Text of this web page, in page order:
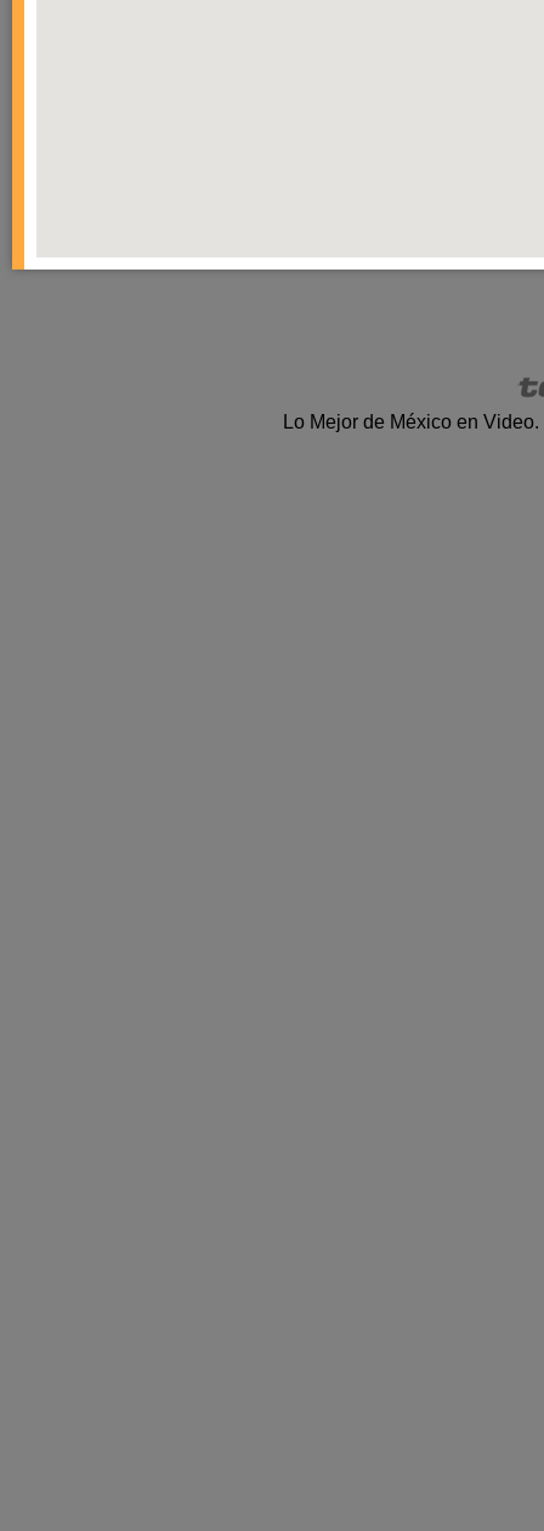
Lo Mejor de México en